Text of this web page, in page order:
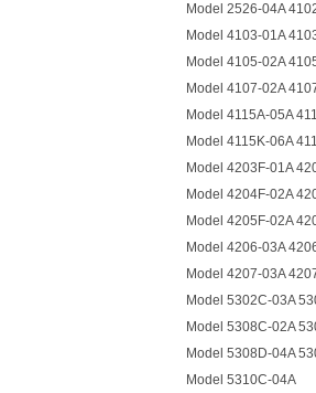
Model 2526-04A
Model 4103-01A
Model 4105-02A
Model 4107-02A
Model 4115A-05A
Model 4115K-06A
Model 4203F-01A
Model 4204F-02A
Model 4205F-02A
Model 4206-03A
Model 4207-03A
Model 5302C-03A
Model 5308C-02A
Model 5308D-04A
Model 5310C-04A